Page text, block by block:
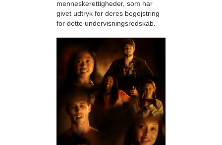
menneskerettigheder, som har
givet udtryk for deres begejstring
for dette undervisningsredskab.